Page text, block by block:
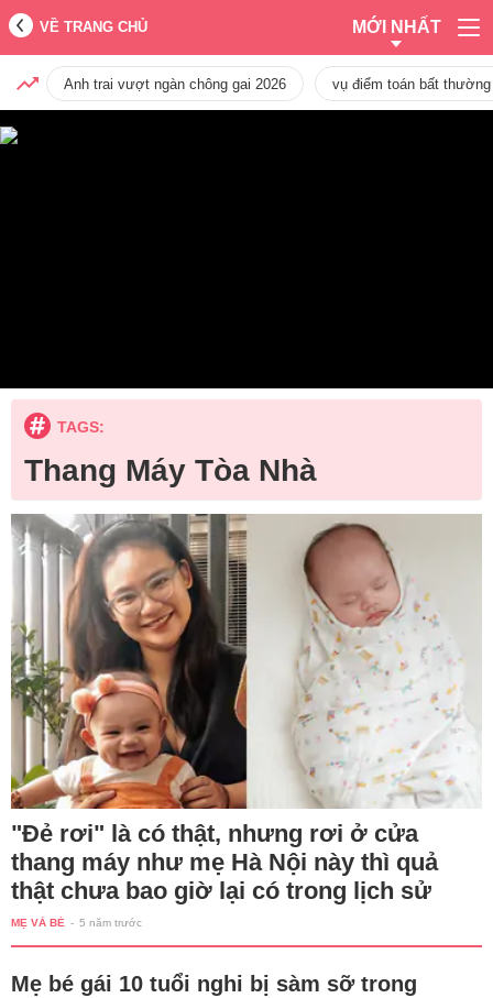
VỀ TRANG CHỦ MỚI NHẤT
Anh trai vượt ngàn chông gai 2026 vụ điểm toán bất
TAGS:
Thang Máy Tòa Nhà
"Đẻ rơi" là có thật, nhưng rơi ở cửa
thang máy như mẹ Hà Nội này thì quả
thật chưa bao giờ lại có trong lịch sử
MẸ VÀ BÉ - 5 năm trước
Mẹ bé gái 10 tuổi nghi bị sàm sỡ trong